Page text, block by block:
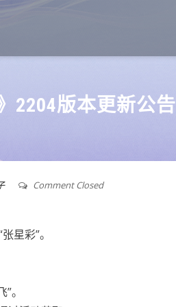
2204版本更新公告
Comment Closed
星彩”。
。